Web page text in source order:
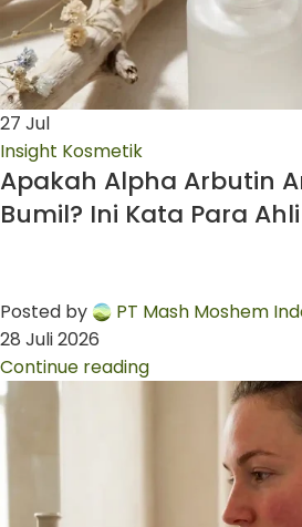
27 Jul
Insight Kosmetik
Apakah Alpha Arbutin
Bumil? Ini Kata Para Ahli
Posted by
PT Mash Moshem
28 Juli 2026
Continue reading